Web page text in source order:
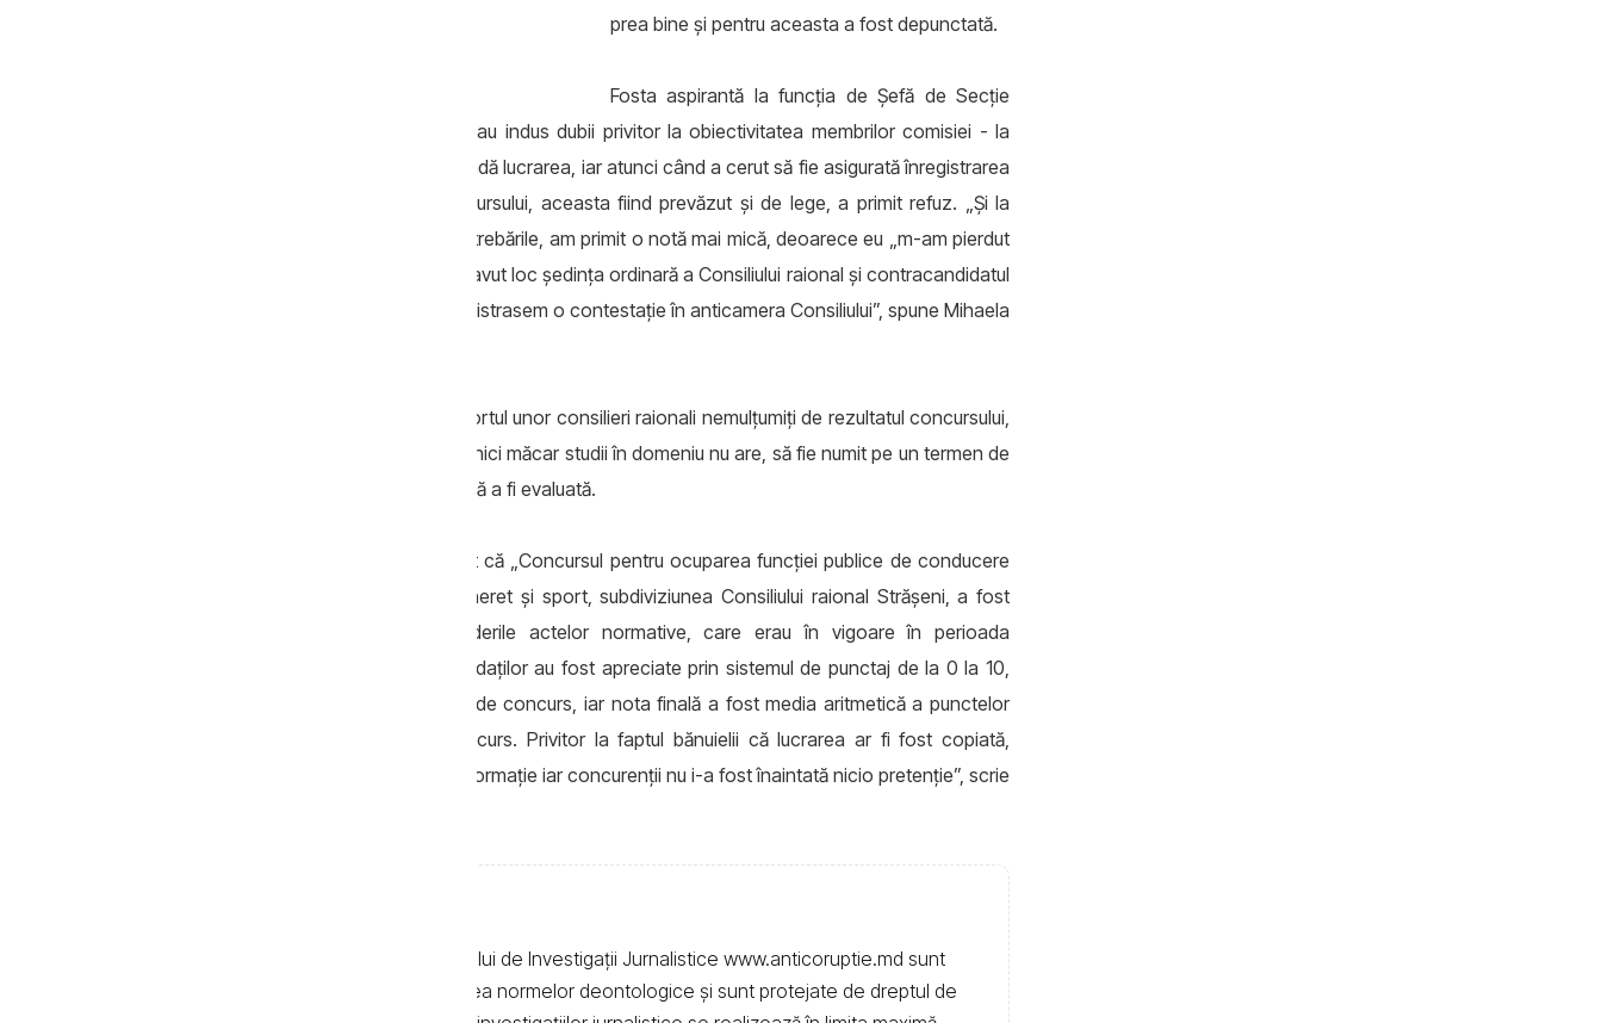
prea bine și pentru aceasta a fost depunctată.
Fosta aspirantă la funcția de Șefă de Secție
spune că au fost și alte semne care i-au indus dubii privitor la obiectivitatea membrilor comisiei - la
Secția resurse umane i s-a refuzat să vadă lucrarea, iar atunci când a cerut să fie asigurată înregistrarea
audio sau video la proba orală a concursului, aceasta fiind prevăzut și de lege, a primit refuz. „Și la
proba orală, deși am răspuns la toate întrebările, am primit o notă mai mică, deoarece eu „m-am pierdut
la întrebările adresate”. La 20 august a avut loc ședința ordinară a Consiliului raional și contracandidatul
meu a fost numit în funcție, deși eu înregistrasem o contestație în anticamera Consiliului”, spune Mihaela
Singurul lucru care a fost obținut, cu aportul unor consilieri raionali nemulțumiți de rezultatul concursului,
a fost ca noul șef a Secției cultură care nici măcar studii în domeniu nu are, să fie numit pe un termen de
trei luni, după care activitatea sa urmează a fi evaluată.
În răspunsul său, CR Strășeni a informat că „Concursul pentru ocuparea funcției publice de conducere
de șef/șefă a Secției cultură, turism, tineret și sport, subdiviziunea Consiliului raional Strășeni, a fost
desfășurat în conformitate cu prevederile actelor normative, care erau în vigoare în perioada
desfășurării concursului”. Lucrările candidaților au fost apreciate prin sistemul de punctaj de la 0 la 10,
separat de fiecare membru al comisiei de concurs, iar nota finală a fost media aritmetică a punctelor
acordate din membrii comisiei de concurs. Privitor la faptul bănuielii că lucrarea ar fi fost copiată,
„Comisia nu dispune de o asemenea informație iar concurenții nu i-a fost înaintată nicio pretenție”, scrie
Textele de pe pagina web a Centrului de Investigații Jurnalistice www.anticoruptie.md sunt
realizate de jurnaliști, cu respectarea normelor deontologice și sunt protejate de dreptul de